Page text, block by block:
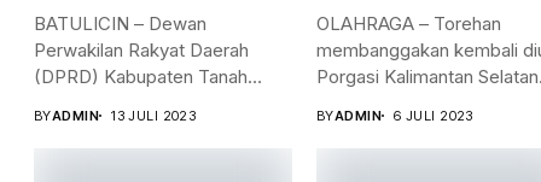
BATULICIN – Dewan
Perwakilan Rakyat Daerah
(DPRD) Kabupaten Tanah
BYADMIN 13 JULI 2023
OLAHRAGA – Torehan
membanggakan kembali
Porgasi Kalimantan Selatan
BYADMIN 6 JULI 2023